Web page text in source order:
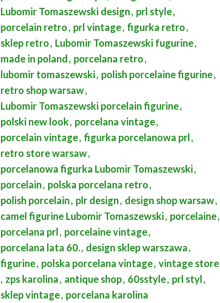
Lubomir Tomaszewski design, prl style,
porcelain retro, prl vintage, figurka retro,
sklep retro, Lubomir Tomaszewski fugurine,
made in poland, porcelana retro,
lubomir tomaszewski, polish porcelaine figurine,
retro shop warsaw,
Lubomir Tomaszewski porcelain figurine,
polski new look, porcelana vintage,
porcelain vintage, figurka porcelanowa prl,
retro store warsaw,
porcelanowa figurka Lubomir Tomaszewski,
porcelain, polska porcelana retro,
polish porcelain, plr design, design shop warsaw,
camel figurine Lubomir Tomaszewski, porcelaine,
porcelana prl, porcelaine vintage,
porcelana lata 60., design sklep warszawa,
figurine, polska porcelana vintage, vintage store
, zps karolina, antique shop, 60sstyle, prl styl,
sklep vintage, porcelana karolina